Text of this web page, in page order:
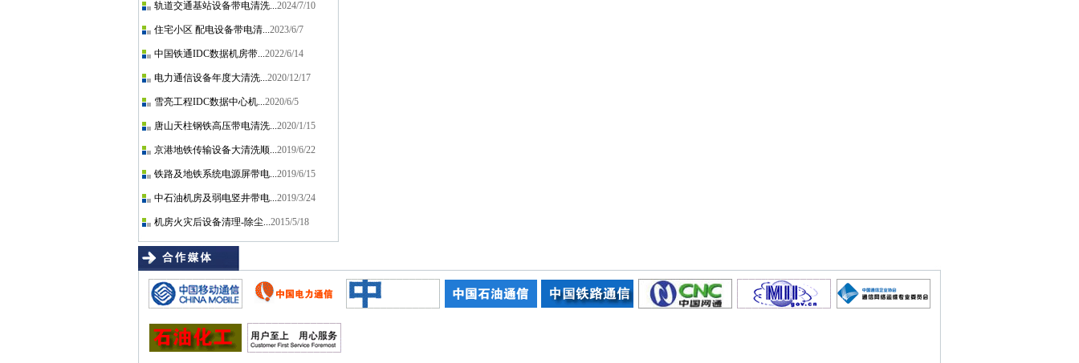
轨道交通基站设备带电清洗...2024/7/10
住宅小区 配电设备带电清...2023/6/7
中国铁通IDC数据机房带...2022/6/14
电力通信设备年度大清洗...2020/12/17
雪亮工程IDC数据中心机...2020/6/5
唐山天柱钢铁高压带电清洗...2020/1/15
京港地铁传输设备大清洗顺...2019/6/22
铁路及地铁系统电源屏带电...2019/6/15
中石油机房及弱电竖井带电...2019/3/24
机房火灾后设备清理-除尘...2015/5/18